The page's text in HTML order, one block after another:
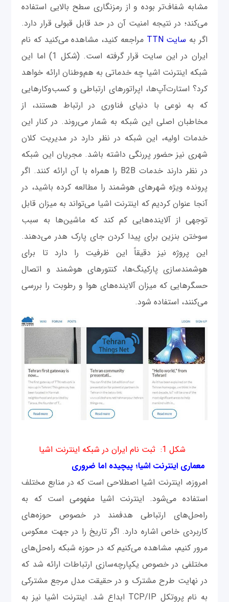
مشابه شفاف‌تر بوده و از رمزنگاری سطح بالایی استفاده
می‌کند؛ در نتیجه امنیت آن در حد قابل قبولی قرار دارد.
اگر به سایت TTN
مراجعه کنید، مشاهده می‌کنید که نام
ایران در این سایت قرار گرفته است. (شکل 1) اما این
شبکه اینترنت اشیا چه خدماتی به هم‌وطنان ارائه خواهد
کرد؟ استارت‌آپ‌ها، اپراتورهای ارتباطی و کسب‌وکارهایی
که به نوعی با دنیای فناوری در ارتباط هستند، از
مخاطبان اصلی این شبکه به شمار می‌روند. در کنار این
خدمات اولیه، این شبکه در نظر دارد در مدیریت کلان
شهری نیز حضور پررنگی داشته باشد. مجریان این شبکه
در نظر دارند خدمات B2B را همراه با آن ارائه کنند. اگر
پرونده ویژه شهرهای هوشمند را مطالعه کرده باشید، در
آنجا عنوان کردیم که اینترنت اشیا می‌تواند به میزان قابل
توجهی از آلاینده‌هایی کم کند که ماشین‌ها به سبب
سوختن بنزین برای پیدا کردن جای پارک هدر می‌دهند.
این پروژه نیز دقیقاً این ظرفیت را دارد تا برای
هوشمندسازی پارکینگ‌ها، کنتورهای هوشمند و اتصال
حسگرهایی که میزان آلاینده‌های هوا و رطوبت را بررسی
می‌کنند، استفاده شود.
شکل 1: ثبت نام ایران در شبکه اینترنت اشیا
معماری اینترنت اشیا؛ پیچیده اما ضروری
امروزه، اینترنت اشیا اصطلاحی است که در منابع مختلف
استفاده می‌شود. اینترنت اشیا مفهومی است که به
راه‌حل‌های ارتباطی هدفمند در خصوص حوزه‌های
کاربردی خاص اشاره دارد. اگر تاریخ را در جهت معکوس
مرور کنیم، مشاهده می‌کنیم که در حوزه شبکه راه‌حل‌های
مختلفی در خصوص یکپارچه‌سازی ارتباطات ارائه شد که
در نهایت طرح مشترک و در حقیقت مدل مرجع مشترکی
به نام پروتکل TCP/IP ابداع شد. اینترنت اشیا نیز به